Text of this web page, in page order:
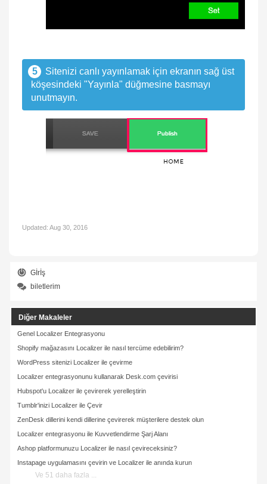
5
Sitenizi canlı yayınlamak için ekranın sağ üst
köşesindeki "Yayınla" düğmesine basmayı
unutmayın.
Updated: Aug 30, 2016
Gİrİş
biletlerim
Diğer Makaleler
Genel Localizer Entegrasyonu
Shopify mağazasını Localizer ile nasıl tercüme edebilirim?
WordPress sitenizi Localizer ile çevirme
Localizer entegrasyonunu kullanarak Desk.com çevirisi
Hubspot'u Localizer ile çevirerek yerelleştirin
Tumblr'inizi Localizer ile Çevir
ZenDesk dillerini kendi dillerine çevirerek müşterilere destek olun
Localizer entegrasyonu ile Kuvvetlendirme Şarj Alanı
Ashop platformunuzu Localizer ile nasıl çevireceksiniz?
Instapage uygulamasını çevirin ve Localizer ile anında kurun
Ve 51 daha fazla ...